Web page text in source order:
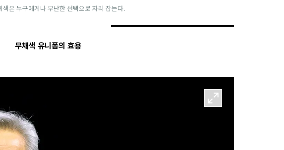
색은 누구에게나 무난한 선택으로 자리 잡는다.
무채색 유니폼의 효용